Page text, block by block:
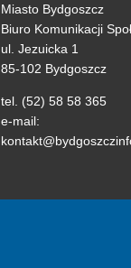
Miasto Bydgoszcz
Biuro Komunikacji
ul. Jezuicka 1
85-102 Bydgoszcz
tel. (52) 58 58 365
e-mail: